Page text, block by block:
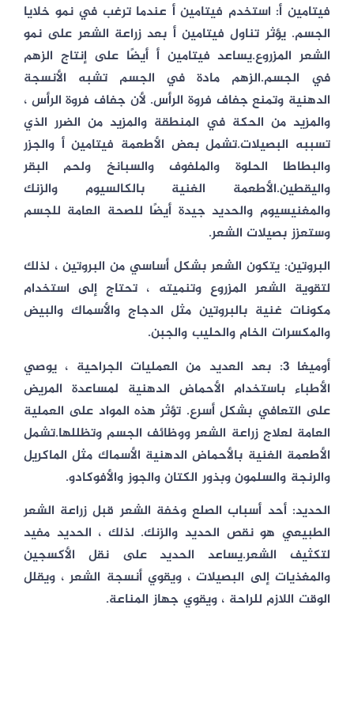
فيتامين أ: استخدم فيتامين أ عندما ترغب في نمو خلايا
الجسم. يؤثر تناول فيتامين أ بعد زراعة الشعر على نمو
الشعر المزروع.يساعد فيتامين أ أيضًا على إنتاج الزهم
في الجسم.الزهم مادة في الجسم تشبه الأنسجة
الدهنية وتمنع جفاف فروة الرأس. لأن جفاف فروة الرأس ،
والمزيد من الحكة في المنطقة والمزيد من الضرر الذي
تسببه البصيلات.تشمل بعض الأطعمة فيتامين أ والجزر
والبطاطا الحلوة والملفوف والسبانخ ولحم البقر
واليقطين.الأطعمة الغنية بالكالسيوم والزنك
والمغنيسيوم والحديد جيدة أيضًا للصحة العامة للجسم
وستعزز بصيلات الشعر.
البروتين: يتكون الشعر بشكل أساسي من البروتين ، لذلك
لتقوية الشعر المزروع وتنميته ، تحتاج إلى استخدام
مكونات غنية بالبروتين مثل الدجاج والأسماك والبيض
والمكسرات الخام والحليب والجبن.
أوميغا 3: بعد العديد من العمليات الجراحية ، يوصي
الأطباء باستخدام الأحماض الدهنية لمساعدة المريض
على التعافي بشكل أسرع. تؤثر هذه المواد على العملية
العامة لعلاج زراعة الشعر ووظائف الجسم وتظللها.تشمل
الأطعمة الغنية بالأحماض الدهنية الأسماك مثل الماكريل
والرنجة والسلمون وبذور الكتان والجوز والأفوكادو.
الحديد: أحد أسباب الصلع وخفة الشعر قبل زراعة الشعر
الطبيعي هو نقص الحديد والزنك. لذلك ، الحديد مفيد
لتكثيف الشعر.يساعد الحديد على نقل الأكسجين
والمغذيات إلى البصيلات ، ويقوي أنسجة الشعر ، ويقلل
الوقت اللازم للراحة ، ويقوي جهاز المناعة.